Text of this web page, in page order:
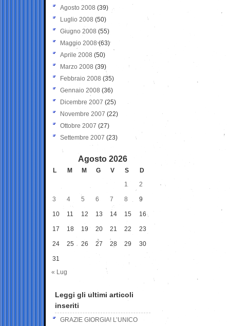
Agosto 2008 (39)
Luglio 2008 (50)
Giugno 2008 (55)
Maggio 2008(63)
Aprile 2008 (50)
Marzo 2008 (39)
Febbraio 2008 (35)
Gennaio 2008 (36)
Dicembre 2007 (25)
Novembre 2007 (22)
Ottobre 2007 (27)
Settembre 2007 (23)
Agosto 2026
L M M G V S
D
1
2
3 4 5 6 7 8 9
10 11 12 13 14 15 16
17 18 19 20 21 22 23
24 25 26 27 28 29 30
31
« Lug
Leggi gli ultimi articoli
inseriti
GRAZIE GIORGIA! L’UNICO